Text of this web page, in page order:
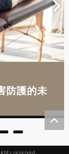
防護的未
reserved.